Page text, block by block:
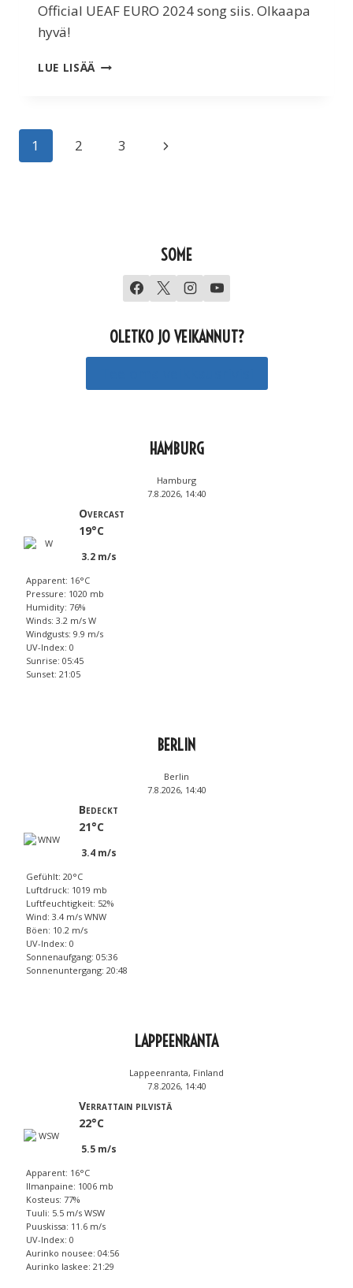
Official UEAF EURO 2024 song siis. Olkaapa
hyvä!
LUE LISÄÄ FIRE!
Sivunavigointi
1 2 3
Seuraava
SOME
OLETKO JO VEIKANNUT?
HAMBURG
Hamburg
7.8.2026, 14:40
Overcast
19°C
3.2 m/s
Apparent: 16°C
Pressure: 1020 mb
Humidity: 76%
Winds: 3.2 m/s W
Windgusts: 9.9 m/s
UV-Index: 0
Sunrise: 05:45
Sunset: 21:05
BERLIN
Berlin
7.8.2026, 14:40
Bedeckt
21°C
3.4 m/s
Gefühlt: 20°C
Luftdruck: 1019 mb
Luftfeuchtigkeit: 52%
Wind: 3.4 m/s WNW
Böen: 10.2 m/s
UV-Index: 0
Sonnenaufgang: 05:36
Sonnenuntergang: 20:48
LAPPEENRANTA
Lappeenranta, Finland
7.8.2026, 14:40
Verrattain pilvistä
22°C
5.5 m/s
Apparent: 16°C
Ilmanpaine: 1006 mb
Kosteus: 77%
Tuuli: 5.5 m/s WSW
Puuskissa: 11.6 m/s
UV-Index: 0
Aurinko nousee: 04:56
Aurinko laskee: 21:29